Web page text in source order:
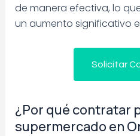
de manera efectiva, lo
un aumento significativo
Solicitar
¿Por qué contratar
supermercado en